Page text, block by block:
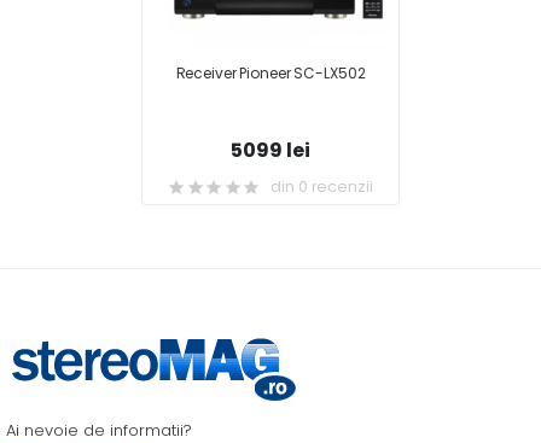
Receiver Pioneer SC-LX502
5099 lei
din 0 recenzii
Ai nevoie de informatii?